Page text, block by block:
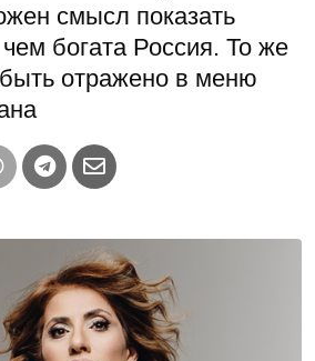
смысл показать
богата Россия. То же
отражено в меню